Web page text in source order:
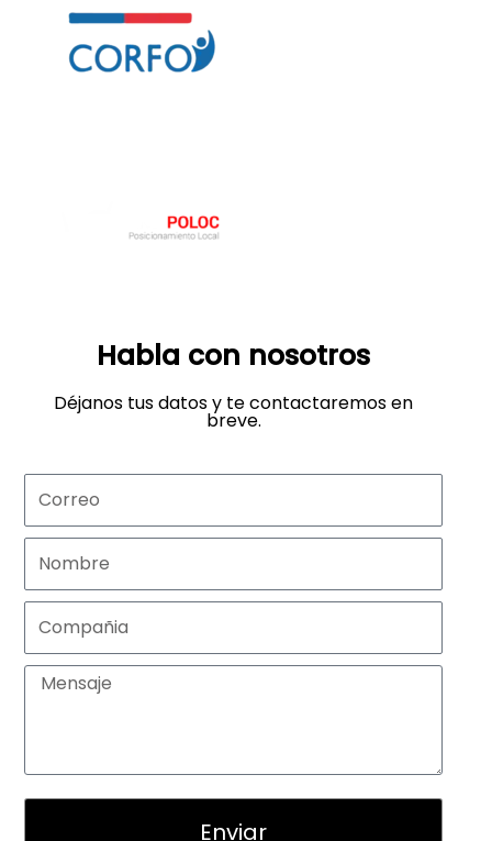
Habla con nosotros
Déjanos tus datos y te contactaremos en
breve.
Enviar